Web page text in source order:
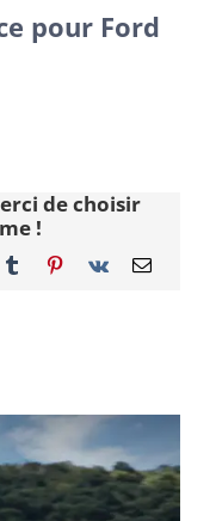
pour Ford
de choisir
!
TumblrPinterest
Vk Email